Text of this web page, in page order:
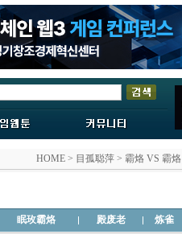
HOME > 目孤聪萍 > 霸烙 VS 霸烙
眠玫霸烙 殿废老 炼雀